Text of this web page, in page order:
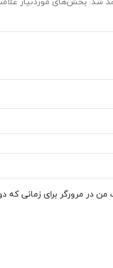
من در مرورگر برای زمانی که